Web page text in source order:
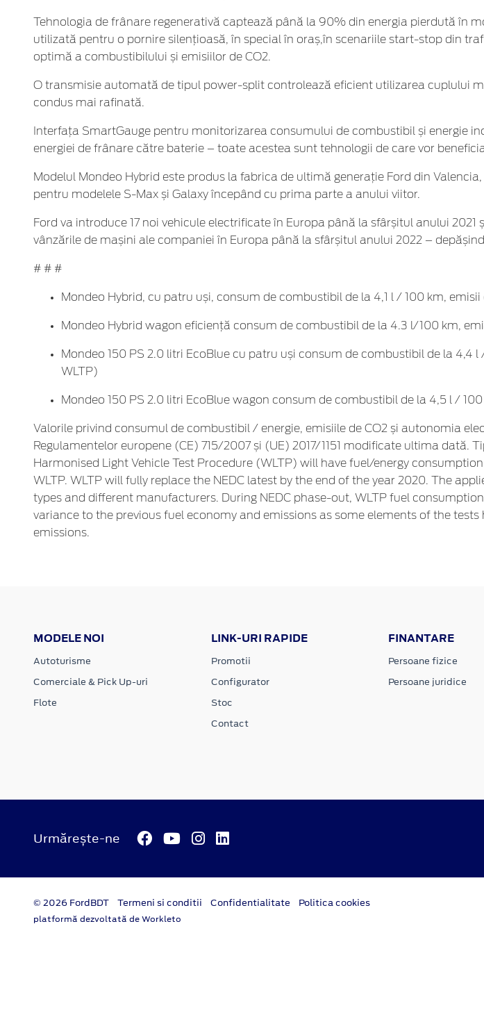
Tehnologia de frânare regenerativă captează până la 90% din energia pierdută
utilizată pentru o pornire silențioasă, în special în oraș,în scenariile start-stop din
optimă a combustibilului și emisiilor de CO2.
O transmisie automată de tipul power-split controlează eficient utilizarea cuplului
condus mai rafinată.
Interfața SmartGauge pentru monitorizarea consumului de combustibil și energie
energiei de frânare către baterie – toate acestea sunt tehnologii de care vor
Modelul Mondeo Hybrid este produs la fabrica de ultimă generație Ford din
pentru modelele S-Max și Galaxy începând cu prima parte a anului viitor.
Ford va introduce 17 noi vehicule electrificate în Europa până la sfârșitul anului
vânzările de mașini ale companiei în Europa până la sfârșitul anului 2022 –
# # #
Mondeo Hybrid, cu patru uși, consum de combustibil de la 4,1 l / 100 km,
Mondeo Hybrid wagon eficiență consum de combustibil de la 4.3 l/100 km,
Mondeo 150 PS 2.0 litri EcoBlue cu patru uși consum de combustibil de la 4,4 l
WLTP)
Mondeo 150 PS 2.0 litri EcoBlue wagon consum de combustibil de la 4,5 l /
Valorile privind consumul de combustibil / energie, emisiile de CO2 și autonomia
Regulamentelor europene (CE) 715/2007 și (UE) 2017/1151 modificate ultima dată.
Harmonised Light Vehicle Test Procedure (WLTP) will have fuel/energy
WLTP. WLTP will fully replace the NEDC latest by the end of the year 2020. The
types and different manufacturers. During NEDC phase-out, WLTP fuel
variance to the previous fuel economy and emissions as some elements of the
emissions.
MODELE NOI
Autoturisme
Comerciale & Pick Up-uri
Flote
LINK-URI RAPIDE
Promotii
Configurator
Stoc
Contact
FINANTARE
Persoane fizice
Persoane juridice
Urmărește-ne
© 2026 FordBDT Termeni si conditii Confidentialitate Politica cookies
platformă dezvoltată de Workleto